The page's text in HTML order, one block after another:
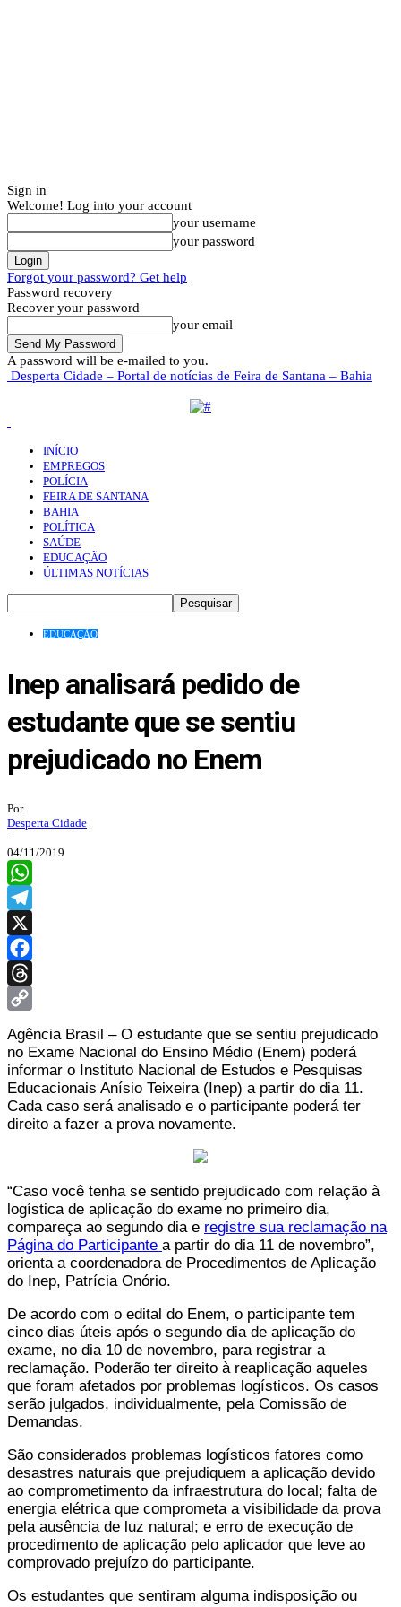
Sign in
Welcome! Log into your account
your username
your password
Forgot your password? Get help
Password recovery
Recover your password
your email
A password will be e-mailed to you.
Desperta Cidade – Portal de notícias de Feira de Santana – Bahia
INÍCIO
EMPREGOS
POLÍCIA
FEIRA DE SANTANA
BAHIA
POLÍTICA
SAÚDE
EDUCAÇÃO
ÚLTIMAS NOTÍCIAS
EDUCAÇÃO
Inep analisará pedido de
estudante que se sentiu
prejudicado no Enem
Por
Desperta Cidade
-
04/11/2019
WhatsApp
Telegram
X
Facebook
Threads
Link
Agência Brasil – O estudante que se sentiu prejudicado
no Exame Nacional do Ensino Médio (Enem) poderá
informar o Instituto Nacional de Estudos e Pesquisas
Educacionais Anísio Teixeira (Inep) a partir do dia 11.
Cada caso será analisado e o participante poderá ter
direito a fazer a prova novamente.
“Caso você tenha se sentido prejudicado com relação à
logística de aplicação do exame no primeiro dia,
compareça ao segundo dia e registre sua reclamação na
Página do Participante a partir do dia 11 de novembro”,
orienta a coordenadora de Procedimentos de Aplicação
do Inep, Patrícia Onório.
De acordo com o edital do Enem, o participante tem
cinco dias úteis após o segundo dia de aplicação do
exame, no dia 10 de novembro, para registrar a
reclamação. Poderão ter direito à reaplicação aqueles
que foram afetados por problemas logísticos. Os casos
serão julgados, individualmente, pela Comissão de
Demandas.
São considerados problemas logísticos fatores como
desastres naturais que prejudiquem a aplicação devido
ao comprometimento da infraestrutura do local; falta de
energia elétrica que comprometa a visibilidade da prova
pela ausência de luz natural; e erro de execução de
procedimento de aplicação pelo aplicador que leve ao
comprovado prejuízo do participante.
Os estudantes que sentiram alguma indisposição ou